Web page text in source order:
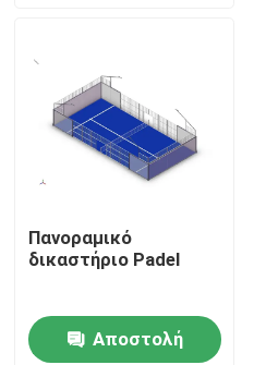
Βίντεο
Σχετικά με εμάς
Επικοινωνήστε μαζί μας
Πανοραμικό
δικαστήριο Padel
Αποστολή